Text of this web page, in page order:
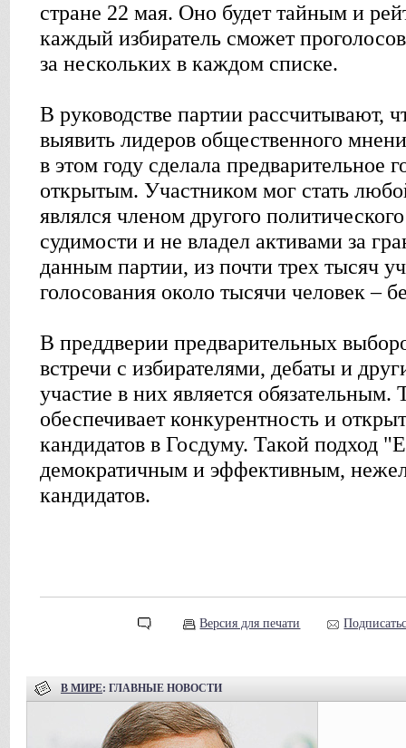
стране 22 мая. Оно будет тайным и
каждый избиратель сможет
за нескольких в каждом списке.
В руководстве партии рассчитывают,
выявить лидеров общественного
в этом году сделала предварительное
открытым. Участником мог стать
являлся членом другого
судимости и не владел активами за
данным партии, из почти трех тысяч
голосования около тысячи человек –
В преддверии предварительных
встречи с избирателями, дебаты и
участие в них является
обеспечивает конкурентность и
кандидатов в Госдуму. Такой подход
демократичным и эффективным,
кандидатов.
Версия для печати
В МИРЕ: ГЛАВНЫЕ НОВОСТИ